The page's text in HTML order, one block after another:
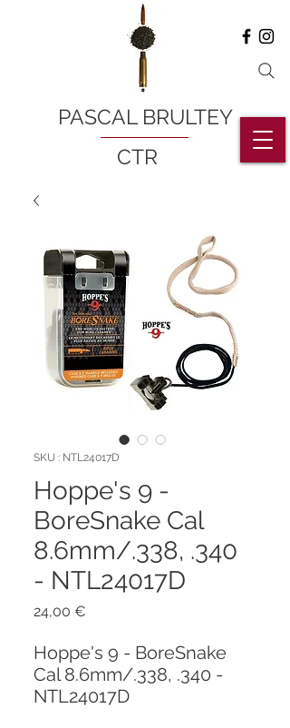
PASCAL BRULTEY
CTR
SKU : NTL24017D
Hoppe's 9 -
BoreSnake Cal
8.6mm/.338, .340
- NTL24017D
24,00 €
Hoppe's 9 - BoreSnake
Cal 8.6mm/.338, .340 -
NTL24017D